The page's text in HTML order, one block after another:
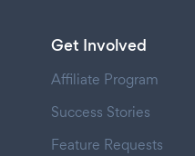
Get Involved
Affiliate Program
Success Stories
Feature Requests